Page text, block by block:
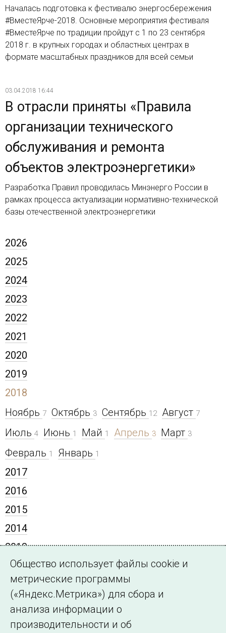
Началась подготовка к фестивалю энергосбережения
#ВместеЯрче-2018. Основные мероприятия фестиваля
#ВместеЯрче по традиции пройдут с 1 по 23 сентября
2018 г. в крупных городах и областных центрах в
формате масштабных праздников для всей семьи
03.04.2018 16:44
В отрасли приняты «Правила
организации технического
обслуживания и ремонта
объектов электроэнергетики»
Разработка Правил проводилась Минэнерго России в
рамках процесса актуализации нормативно-технической
базы отечественной электроэнергетики
2026
2025
2024
2023
2022
2021
2020
2019
2018
Ноябрь 7 Октябрь 3 Сентябрь 12 Август 7
Июль 4 Июнь 1 Май 1 Апрель 3 Март 3
Февраль 1 Январь 1
2017
2016
2015
2014
2013
2012
2011
2010
2009
Общество использует файлы cookie и
метрические программы
(«Яндекс.Метрика») для сбора и
анализа информации о
производительности и об